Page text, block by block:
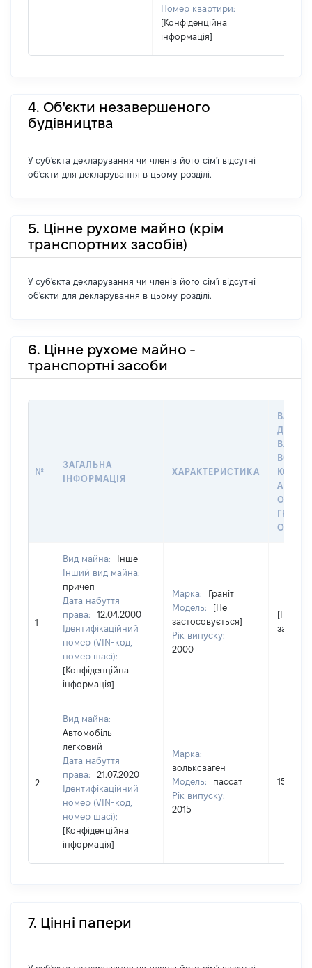
Номер квартири:
[Конфіденційна
інформація]
4. Об'єкти незавершеного
будівництва
У суб'єкта декларування чи членів його сім'ї відсутні
об'єкти для декларування в цьому розділі.
5. Цінне рухоме майно (крім
транспортних засобів)
У суб'єкта декларування чи членів його сім'ї відсутні
об'єкти для декларування в цьому розділі.
6. Цінне рухоме майно -
транспортні засоби
№
ЗАГАЛЬНА
ІНФОРМАЦІЯ
ХАРАКТЕРИСТИКА
ДАТУ
АБО
1
Вид майна:
Інше
Інший вид майна:
причеп
Дата набуття
права:
12.04.2000
Ідентифікаційний
номер (VIN-код,
номер шасі):
[Конфіденційна
інформація]
Марка:
Граніт
Модель:
[Не
застосовується]
Рік випуску:
2000
[Не
2
Вид майна:
Автомобіль
легковий
Дата набуття
права:
21.07.2020
Ідентифікаційний
номер (VIN-код,
номер шасі):
[Конфіденційна
інформація]
Марка:
вольксваген
Модель:
пассат
Рік випуску:
2015
150000
7. Цінні папери